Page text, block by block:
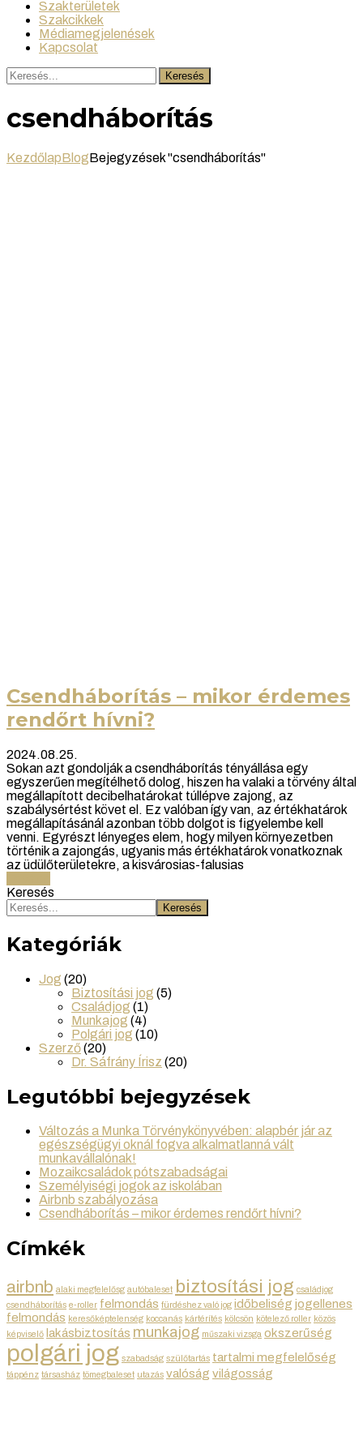
Szakterületek
Szakcikkek
Médiamegjelenések
Kapcsolat
Keresés
csendháborítás
KezdőlapBlogBejegyzések "csendháborítás"
Csendháborítás – mikor érdemes
rendőrt hívni?
2024.08.25.
Sokan azt gondolják a csendháborítás tényállása egy
egyszerűen megítélhető dolog, hiszen ha valaki a törvény által
megállapított decibelhatárokat túllépve zajong, az
szabálysértést követ el. Ez valóban így van, az értékhatárok
megállapításánál azonban több dolgot is figyelembe kell
venni. Egyrészt lényeges elem, hogy milyen környezetben
történik a zajongás, ugyanis más értékhatárok vonatkoznak
az üdülőterületekre, a kisvárosias-falusias
Keresés
Keresés
Kategóriák
Jog (20)
Biztosítási jog (5)
Családjog (1)
Munkajog (4)
Polgári jog (10)
Szerző(20)
Dr. Sáfrány Írisz (20)
Legutóbbi bejegyzések
Változás a Munka Törvénykönyvében: alapbér jár az
egészségügyi oknál fogva alkalmatlanná vált
munkavállalónak!
Mozaikcsaládok pótszabadságai
Személyiségi jogok az iskolában
Airbnb szabályozása
Csendháborítás – mikor érdemes rendőrt hívni?
Címkék
airbnb alaki megfelelősg autóbaleset biztosítási jog családjog
csendháborítás e-roller felmondás fürdéshez való jog időbeliség jogellenes
felmondás keresőképtelenség koccanás kártérítés kölcsön kötelező roller közös
képviselő lakásbiztosítás munkajog műszaki vizsga okszerűség
polgári jog szabadság szülőtartás tartalmi megfelelőség
táppénz társasház tömegbaleset utazás valóság világosság